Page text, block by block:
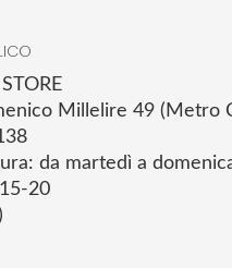
Millelire 49 (Metro
da martedì a
20